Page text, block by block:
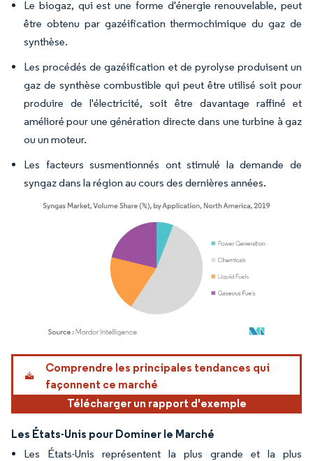
Le biogaz, qui est une forme d'énergie renouvelable, peut
être obtenu par gazéification thermochimique du gaz de
synthèse.
Les procédés de gazéification et de pyrolyse produisent un
gaz de synthèse combustible qui peut être utilisé soit pour
produire de l'électricité, soit être davantage raffiné et
amélioré pour une génération directe dans une turbine à gaz
ou un moteur.
Les facteurs susmentionnés ont stimulé la demande de
syngaz dans la région au cours des dernières années.
Image © Mordor Intelligence. La réutilisation nécessite une attribution sous CC BY
Comprendre les principales tendances qui
façonnent ce marché
Télécharger un rapport d'exemple
Les États-Unis pour Dominer le Marché
Les États-Unis représentent la plus grande et la plus